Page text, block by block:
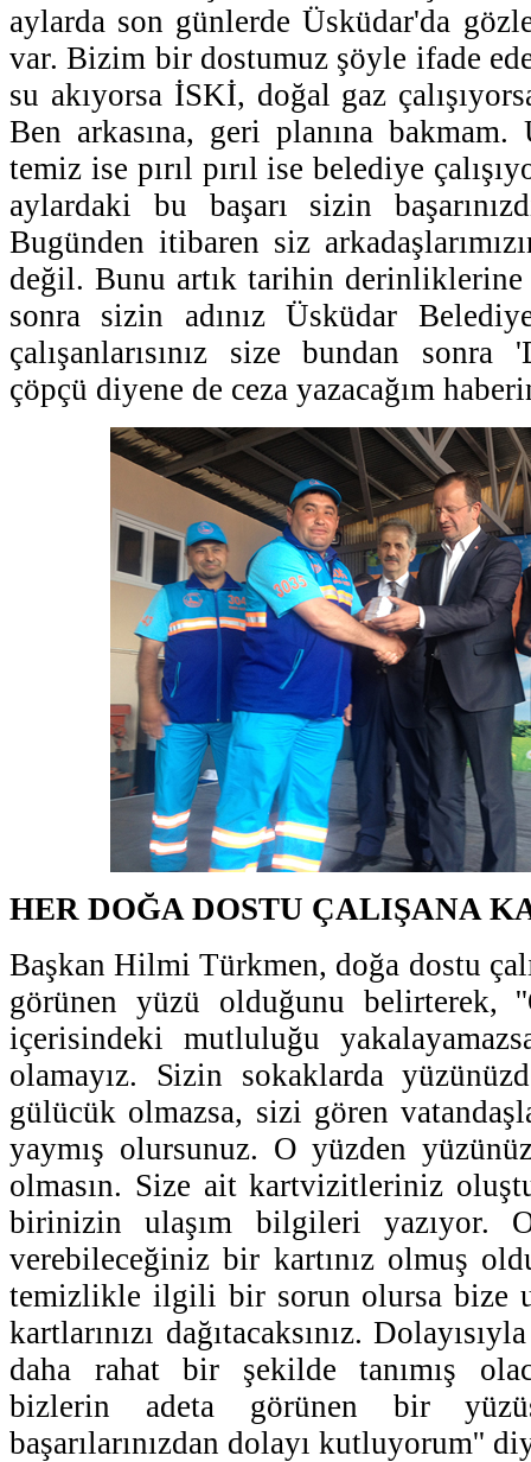
aylarda son günlerde Üsküdar'da
var. Bizim bir dostumuz şöyle ifade
su akıyorsa İSKİ, doğal gaz
Ben arkasına, geri planına bakmam.
temiz ise pırıl pırıl ise belediye
aylardaki bu başarı sizin
Bugünden itibaren siz
değil. Bunu artık tarihin
sonra sizin adınız Üsküdar
çalışanlarısınız size bundan
çöpçü diyene de ceza yazacağım
HER DOĞA DOSTU ÇALIŞANA
Başkan Hilmi Türkmen, doğa dostu
görünen yüzü olduğunu belirterek,
içerisindeki mutluluğu
olamayız. Sizin sokaklarda
gülücük olmazsa, sizi gören
yaymış olursunuz. O yüzden
olmasın. Size ait kartvizitleriniz
birinizin ulaşım bilgileri yazıyor.
verebileceğiniz bir kartınız olmuş
temizlikle ilgili bir sorun olursa bize
kartlarınızı dağıtacaksınız.
daha rahat bir şekilde tanımış
bizlerin adeta görünen bir
başarılarınızdan dolayı kutluyorum''